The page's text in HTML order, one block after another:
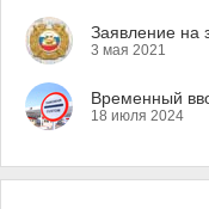
Заявление на
3 мая 2021
Временный
18 июля 2024